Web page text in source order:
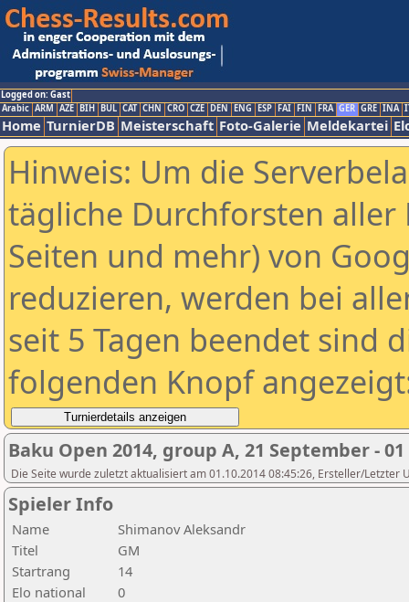
Logged on: Gast
Arabic ARM AZE BIH BUL CAT CHN CRO CZE DEN ENG ESP FAI FIN FRA GER GRE INA
Home TurnierDB Meisterschaft Foto-Galerie Meldekartei
Hinweis: Um die
tägliche Durchforsten aller
Seiten und mehr) von
reduzieren, werden bei
seit 5 Tagen beendet sind
folgenden Knopf
Baku Open 2014, group A, 21 September -
Die Seite wurde zuletzt aktualisiert am 01.10.2014 08:45:26, Ersteller/Letzter
Spieler Info
Name
Shimanov Aleksandr
Titel
GM
Startrang
14
Elo national
0